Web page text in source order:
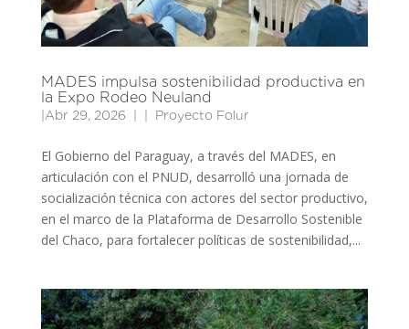
MADES impulsa sostenibilidad productiva en
la Expo Rodeo Neuland
Abr 29, 2026 Proyecto Folur
El Gobierno del Paraguay, a través del MADES, en
articulación con el PNUD, desarrolló una jornada de
socialización técnica con actores del sector productivo,
en el marco de la Plataforma de Desarrollo Sostenible
del Chaco, para fortalecer políticas de sostenibilidad,...